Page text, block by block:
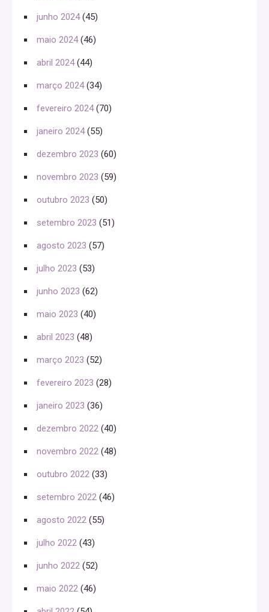
junho 2024(45)
maio 2024(46)
abril 2024(44)
março 2024(34)
fevereiro 2024(70)
janeiro 2024(55)
dezembro 2023 (60)
novembro 2023 (59)
outubro 2023 (50)
setembro 2023 (51)
agosto 2023 (57)
julho 2023 (53)
junho 2023 (62)
maio 2023 (40)
abril 2023 (48)
março 2023 (52)
fevereiro 2023 (28)
janeiro 2023 (36)
dezembro 2022 (40)
novembro 2022 (48)
outubro 2022 (33)
setembro 2022 (46)
agosto 2022 (55)
julho 2022 (43)
junho 2022 (52)
maio 2022 (46)